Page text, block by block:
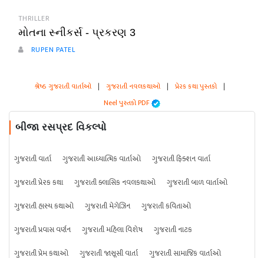
THRILLER
મોતના સ્નીકર્સ - પ્રકરણ 3
RUPEN PATEL
શ્રેષ્ઠ ગુજરાતી વાર્તાઓ | ગુજરાતી નવલકથાઓ | પ્રેરક કથા પુસ્તકો |
Neel પુસ્તકો PDF
બીજા રસપ્રદ વિકલ્પો
ગુજરાતી વાર્તા ગુજરાતી આધ્યાત્મિક વાર્તાઓ
ગુજરાતી ફિક્શન વાર્તા
ગુજરાતી પ્રેરક કથા
ગુજરાતી ક્લાસિક નવલકથાઓ
ગુજરાતી બાળ વાર્તાઓ
ગુજરાતી હાસ્ય કથાઓ
ગુજરાતી મેગેઝિન
ગુજરાતી કવિતાઓ
ગુજરાતી પ્રવાસ વર્ણન
ગુજરાતી મહિલા વિશેષ
ગુજરાતી નાટક
ગુજરાતી પ્રેમ કથાઓ
ગુજરાતી જાસૂસી વાર્તા
ગુજરાતી સામાજિક વાર્તાઓ